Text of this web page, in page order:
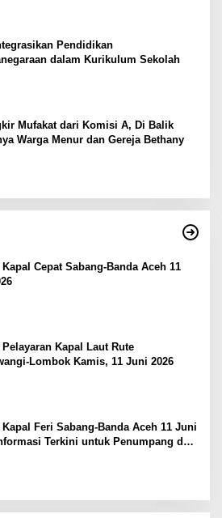
Pendidikan
dalam Kurikulum Sekolah
Mufakat dari Komisi A, Di Balik
Warga Menur dan Gereja Bethany
Cepat Sabang-Banda Aceh 11
Kapal Laut Rute
Lombok Kamis, 11 Juni 2026
Feri Sabang-Banda Aceh 11 Juni
Terkini untuk Penumpang dan